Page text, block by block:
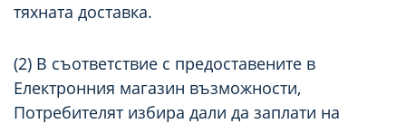
тяхната доставка.
(2) В съответствие с предоставените в
Електронния магазин възможности,
Потребителят избира дали да заплати на